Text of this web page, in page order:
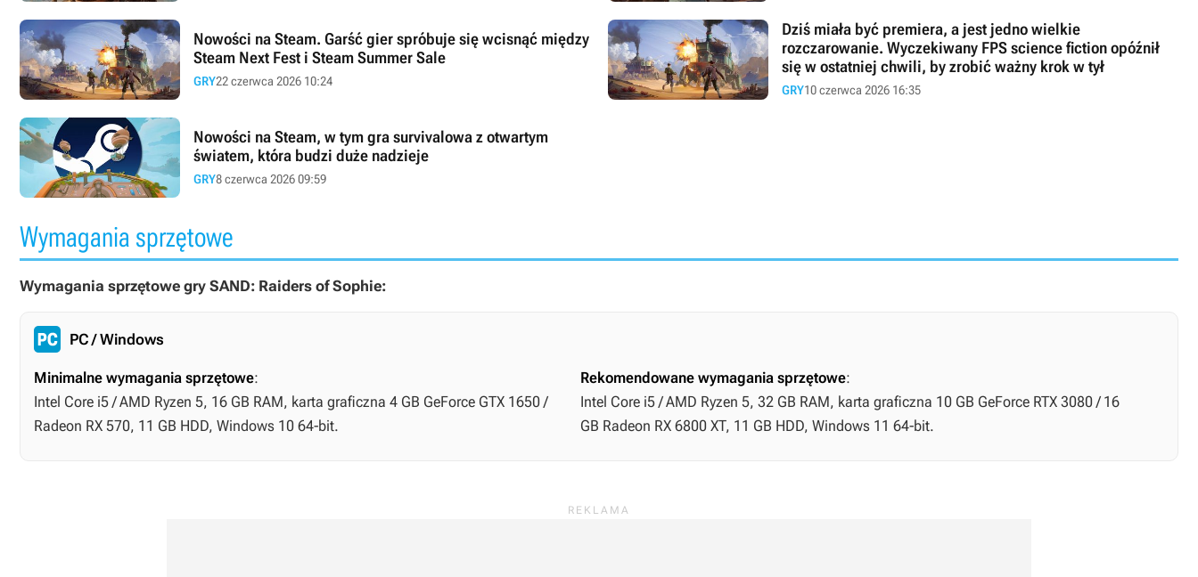
Nowości na Steam. Garść gier spróbuje się wcisnąć między
Steam Next Fest i Steam Summer Sale
GRY22 czerwca 2026 10:24
Dziś miała być premiera, a jest jedno wielkie
rozczarowanie. Wyczekiwany FPS science fiction opóźnił
się w ostatniej chwili, by zrobić ważny krok w tył
GRY10 czerwca 2026 16:35
Nowości na Steam, w tym gra survivalowa z otwartym
światem, która budzi duże nadzieje
GRY8 czerwca 2026 09:59
Wymagania sprzętowe
Wymagania sprzętowe gry SAND: Raiders of Sophie:
PC / Windows
Minimalne wymagania sprzętowe:
Intel Core i5 / AMD Ryzen 5, 16 GB RAM, karta graficzna 4 GB GeForce GTX 1650 /
Radeon RX 570, 11 GB HDD, Windows 10 64-bit.
Rekomendowane wymagania sprzętowe:
Intel Core i5 / AMD Ryzen 5, 32 GB RAM, karta graficzna 10 GB GeForce RTX 3080 / 16
GB Radeon RX 6800 XT, 11 GB HDD, Windows 11 64-bit.